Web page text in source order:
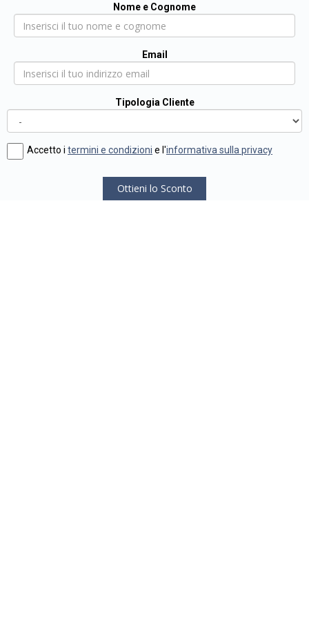
Nome e Cognome
Email
Tipologia Cliente
Accetto i termini e condizioni e l'informativa sulla privacy
Ottieni lo Sconto